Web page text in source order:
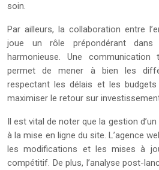
soin.
Par ailleurs, la collaboration entre
joue un rôle prépondérant
harmonieuse. Une communication
permet de mener à bien les
respectant les délais et les
maximiser le retour sur
Il est vital de noter que la gestion
à la mise en ligne du site. L’agence
les modifications et les mises à
compétitif. De plus, l’analyse post-